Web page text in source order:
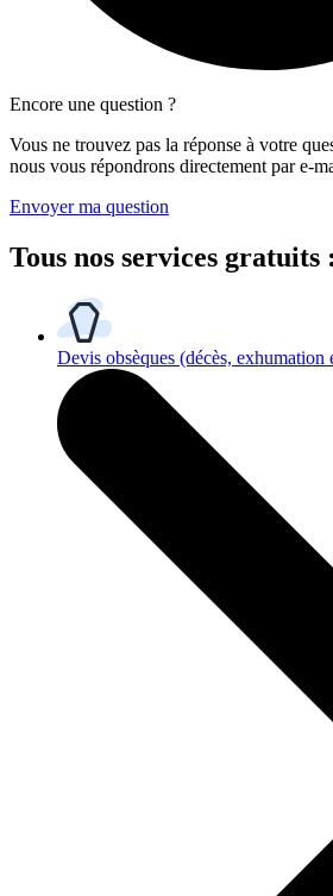
Encore une question ?
Vous ne trouvez pas la réponse à votre
nous vous répondrons directement par e-
Envoyer ma question
Tous nos services gratuits :
Devis obsèques (décès, exhumation